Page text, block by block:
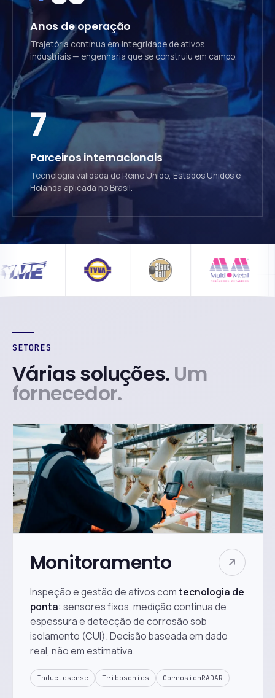
Anos de operação
Trajetória contínua em integridade de ativos
industriais — engenharia que se construiu em campo.
7
Parceiros internacionais
Tecnologia validada do Reino Unido, Estados Unidos e
Holanda aplicada no Brasil.
SETORES
Várias soluções. Um
fornecedor.
Monitoramento
Inspeção e gestão de ativos comtecnologia de
ponta: sensores fixos, medição contínua de
espessura e detecção de corrosão sob
isolamento (CUI). Decisão baseada em dado
real, não em estimativa.
Inductosense Tribosonics CorrosionRADAR